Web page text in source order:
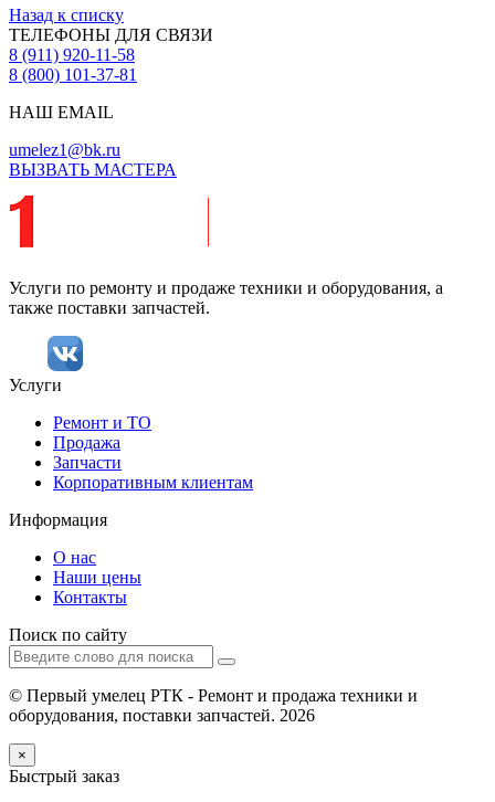
Назад к списку
ТЕЛЕФОНЫ ДЛЯ СВЯЗИ
8 (911) 920-11-58
8 (800) 101-37-81
НАШ EMAIL
umelez1@bk.ru
ВЫЗВАТЬ МАСТЕРА
Услуги по ремонту и продаже техники и оборудования, а
также поставки запчастей.
Услуги
Ремонт и ТО
Продажа
Запчасти
Корпоративным клиентам
Информация
О нас
Наши цены
Контакты
Поиск по сайту
© Первый умелец РТК - Ремонт и продажа техники и
оборудования, поставки запчастей. 2026
×
Быстрый заказ